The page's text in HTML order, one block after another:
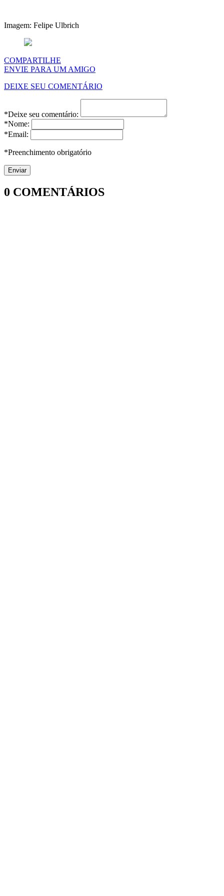
Imagem: Felipe Ulbrich
COMPARTILHE
ENVIE PARA UM AMIGO
DEIXE SEU COMENTÁRIO
*Deixe seu comentário:
*Nome:
*Email:
*Preenchimento obrigatório
0 COMENTÁRIOS